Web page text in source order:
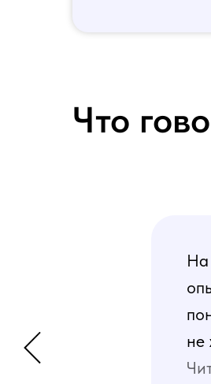
Что
На
не